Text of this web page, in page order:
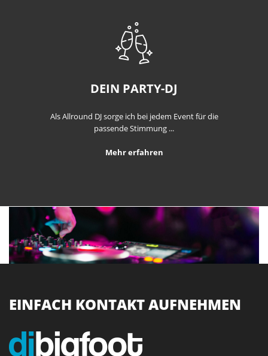
DEIN PARTY-DJ
Als Allround DJ sorge ich bei jedem Event für die
passende Stimmung ...
Mehr erfahren
EINFACH KONTAKT AUFNEHMEN